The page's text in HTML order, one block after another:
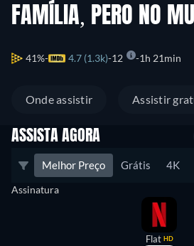
FAMÍLIA, PERO NO
41% 4.7 (1.3k) 12 1h 21min
Onde assistir Assistir
ASSISTA AGORA
Melhor Preço Grátis 4K
Assinatura
Flat HD